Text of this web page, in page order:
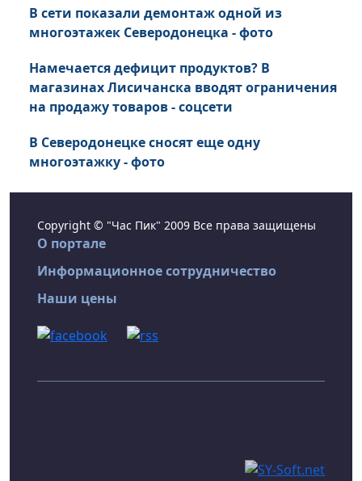
В сети показали демонтаж одной из
многоэтажек Северодонецка - фото
Намечается дефицит продуктов? В
магазинах Лисичанска вводят ограничения
на продажу товаров - соцсети
В Северодонецке сносят еще одну
многоэтажку - фото
Copyright © "Час Пик" 2009 Все права защищены
О портале
Информационное сотрудничество
Наши цены